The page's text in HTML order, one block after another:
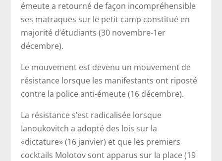
émeute a retourné de façon incompréhensible
ses matraques sur le petit camp constitué en
majorité d’étudiants (30 novembre-1er
décembre).
Le mouvement est devenu un mouvement de
résistance lorsque les manifestants ont riposté
contre la police anti-émeute (16 décembre).
La résistance s’est radicalisée lorsque
Ianoukovitch a adopté des lois sur la
«dictature» (16 janvier) et que les premiers
cocktails Molotov sont apparus sur la place (19